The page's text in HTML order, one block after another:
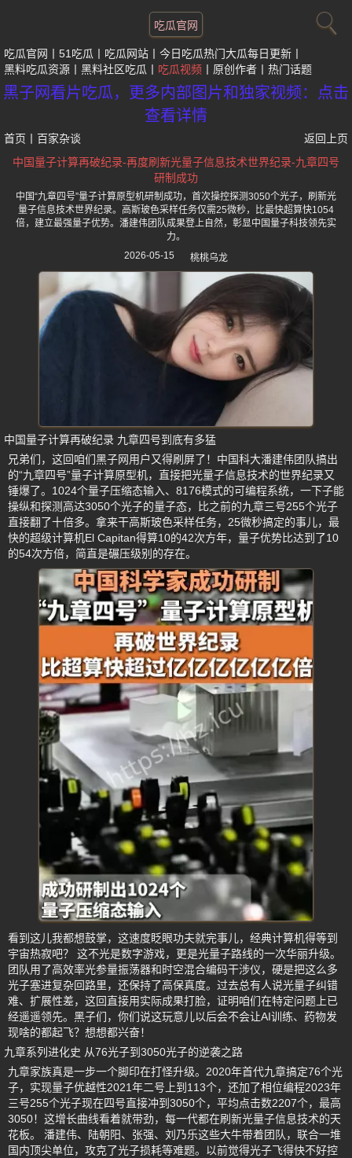
吃瓜官网
吃瓜官网 51吃瓜 吃瓜网站
今日吃瓜热门大瓜每日更新
黑料吃瓜资源
黑料社区吃瓜 吃瓜视频 原创作者 热门话题
黑子网看片吃瓜，更多内部图片和独家视频：点击
查看详情
首页 百家杂谈
返回上页
中国量子计算再破纪录-再度刷新光量子信息技术世界纪录-九章四号
研制成功
中国“九章四号”量子计算原型机研制成功，首次操控探测3050个光子，刷新光
量子信息技术世界纪录。高斯玻色采样任务仅需25微秒，比最快超算快1054
倍，建立最强量子优势。潘建伟团队成果登上自然，彰显中国量子科技领先实
力。
2026-05-15
桃桃乌龙
中国量子计算再破纪录 九章四号到底有多猛
兄弟们，这回咱们黑子网用户又得刷屏了！中国科大潘建伟团队搞出
的“九章四号”量子计算原型机，直接把光量子信息技术的世界纪录又
锤爆了。1024个量子压缩态输入、8176模式的可编程系统，一下子能
操纵和探测高达3050个光子的量子态，比之前的九章三号255个光子
直接翻了十倍多。拿来干高斯玻色采样任务，25微秒搞定的事儿，最
快的超级计算机El Capitan得算10的42次方年，量子优势比达到了10
的54次方倍，简直是碾压级别的存在。
看到这儿我都想鼓掌，这速度眨眼功夫就完事儿，经典计算机得等到
宇宙热寂吧？ 这不光是数字游戏，更是光量子路线的一次华丽升级。
团队用了高效率光参量振荡器和时空混合编码干涉仪，硬是把这么多
光子塞进复杂回路里，还保持了高保真度。过去总有人说光量子纠错
难、扩展性差，这回直接用实际成果打脸，证明咱们在特定问题上已
经遥遥领先。黑子们，你们说这玩意儿以后会不会让AI训练、药物发
现啥的都起飞？想想都兴奋！
九章系列进化史 从76光子到3050光子的逆袭之路
九章家族真是一步一个脚印在打怪升级。2020年首代九章搞定76个光
子，实现量子优越性2021年二号上到113个，还加了相位编程2023年
三号255个光子现在四号直接冲到3050个，平均点击数2207个，最高
3050！这增长曲线看着就带劲，每一代都在刷新光量子信息技术的天
花板。 潘建伟、陆朝阳、张强、刘乃乐这些大牛带着团队，联合一堆
国内顶尖单位，攻克了光子损耗等难题。以前觉得光子飞得快不好控